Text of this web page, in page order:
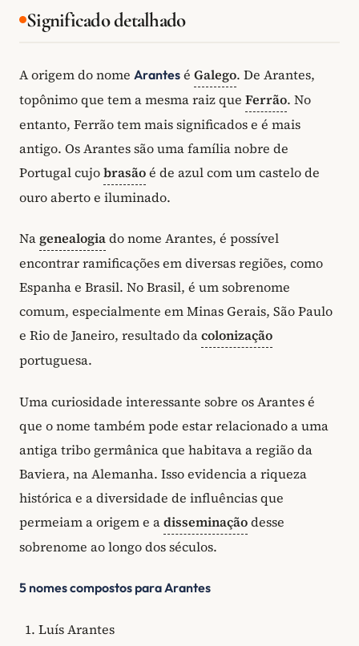
Significado detalhado
A origem do nome Arantes é Galego. De Arantes,
topônimo que tem a mesma raiz que Ferrão. No
entanto, Ferrão tem mais significados e é mais
antigo. Os Arantes são uma família nobre de
Portugal cujobrasãoé de azul com um castelo de
ouro aberto e iluminado.
Nagenealogiado nome Arantes, é possível
encontrar ramificações em diversas regiões, como
Espanha e Brasil. No Brasil, é um sobrenome
comum, especialmente em Minas Gerais, São Paulo
e Rio de Janeiro, resultado dacolonização
portuguesa.
Uma curiosidade interessante sobre os Arantes é
que o nome também pode estar relacionado a uma
antiga tribo germânica que habitava a região da
Baviera, na Alemanha. Isso evidencia a riqueza
histórica e a diversidade de influências que
permeiam a origem e adisseminaçãodesse
sobrenome ao longo dos séculos.
5 nomes compostos para Arantes
Luís Arantes